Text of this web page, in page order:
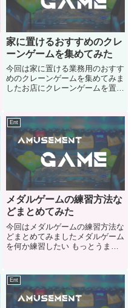
家に置けるおすすめのクレ
ーンゲームを集めてみた
今回は家に置ける業務用のおすす
めのクレーンゲームを集めてみま
したお店にクレーンゲームを置き
Ent
メダルゲームの練習方法な
どまとめてみた
今回はメダルゲームの練習方法な
どまとめてみましたメダルゲーム
を何か練習したい もっとうまく
Ent